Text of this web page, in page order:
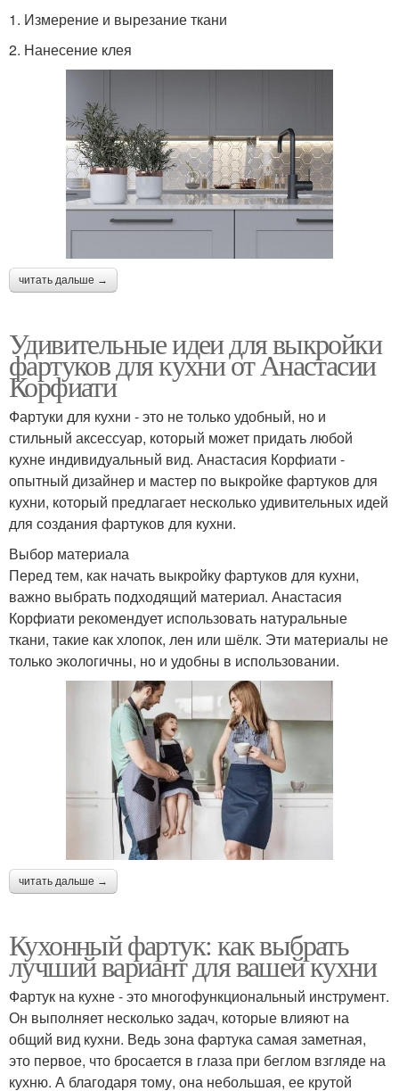
1. Измерение и вырезание ткани
2. Нанесение клея
читать дальше →
Удивительные идеи для выкройки
фартуков для кухни от Анастасии
Корфиати
Фартуки для кухни - это не только удобный, но и
стильный аксессуар, который может придать любой
кухне индивидуальный вид. Анастасия Корфиати -
опытный дизайнер и мастер по выкройке фартуков для
кухни, который предлагает несколько удивительных идей
для создания фартуков для кухни.
Выбор материала
Перед тем, как начать выкройку фартуков для кухни,
важно выбрать подходящий материал. Анастасия
Корфиати рекомендует использовать натуральные
ткани, такие как хлопок, лен или шёлк. Эти материалы не
только экологичны, но и удобны в использовании.
читать дальше →
Кухонный фартук: как выбрать
лучший вариант для вашей кухни
Фартук на кухне - это многофункциональный инструмент.
Он выполняет несколько задач, которые влияют на
общий вид кухни. Ведь зона фартука самая заметная,
это первое, что бросается в глаза при беглом взгляде на
кухню. А благодаря тому, она небольшая, ее крутой